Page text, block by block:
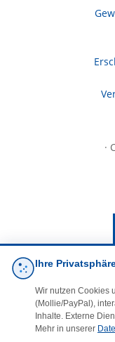
·
Ihre
Wir nutzen Cookies
(Mollie/PayPal),
Inhalte. Externe
Mehr in unserer